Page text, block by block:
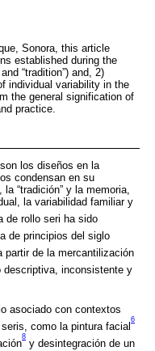
Sonora, this article
established during the
“tradition”) and, 2)
individual variability in the
the general signification of
practice.
los diseños en la
condensan en su
“tradición” y la memoria,
la variabilidad familiar y
de rollo seri ha sido
de principios del siglo
partir de la mercantilización
descriptiva, inconsistente y
asociado con contextos
como la pintura facial
6
8
y desintegración de un